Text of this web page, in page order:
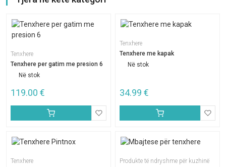
Tenxhere
Tenxhere per gatim me presion 6
Në stok
119.00 €
Tenxhere
Tenxhere me kapak
Në stok
34.99 €
Tenxhere
Produkte të ndryshme për kuzhinë